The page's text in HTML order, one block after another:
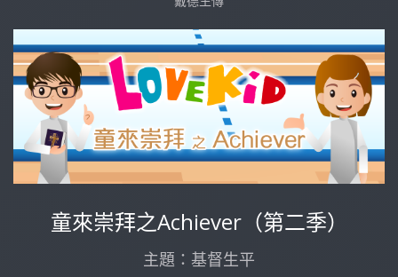
童來崇拜之Achiever（第二季）
主題：基督生平